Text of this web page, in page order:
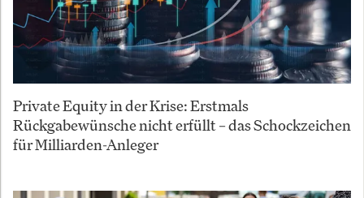
Private Equity in der Krise: Erstmals
Rückgabewünsche nicht erfüllt – das Schockzeichen
für Milliarden-Anleger